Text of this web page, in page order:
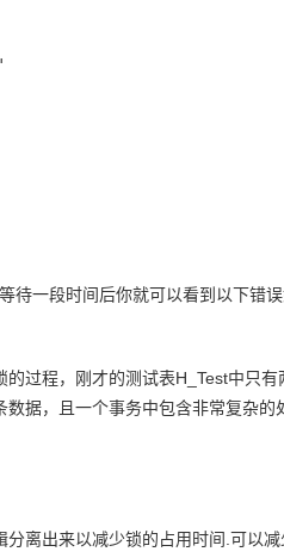
待一段时间后你就可以看到以下错
的过程，刚才的测试表H_Test中只有
据，且一个事务中包含非常复杂
离出来以减少锁的占用时间.可以